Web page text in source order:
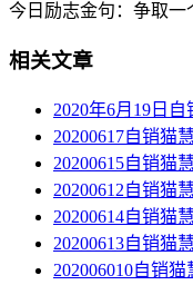
今日励志金句：争取一
相关文章
2020年6月19日
20200617自销猫
20200615自销猫
20200612自销猫
20200614自销猫
20200613自销猫
202006010自销